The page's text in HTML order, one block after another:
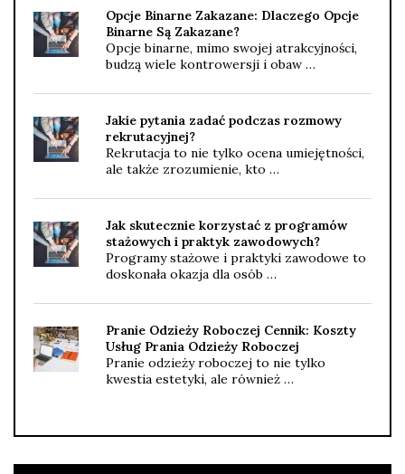
Opcje Binarne Zakazane: Dlaczego Opcje
Binarne Są Zakazane?
Opcje binarne, mimo swojej atrakcyjności,
budzą wiele kontrowersji i obaw …
Jakie pytania zadać podczas rozmowy
rekrutacyjnej?
Rekrutacja to nie tylko ocena umiejętności,
ale także zrozumienie, kto …
Jak skutecznie korzystać z programów
stażowych i praktyk zawodowych?
Programy stażowe i praktyki zawodowe to
doskonała okazja dla osób …
Pranie Odzieży Roboczej Cennik: Koszty
Usług Prania Odzieży Roboczej
Pranie odzieży roboczej to nie tylko
kwestia estetyki, ale również …